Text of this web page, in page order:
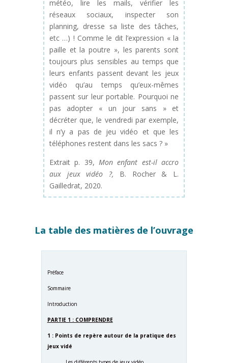
météo, lire les mails, vérifier les
réseaux sociaux, inspecter son
planning, dresse sa liste des tâches,
etc …) ! Comme le dit l’expression « la
paille et la poutre », les parents sont
toujours plus sensibles au temps que
leurs enfants passent devant les jeux
vidéo qu’au temps qu’eux-mêmes
passent sur leur portable. Pourquoi ne
pas adopter « un jour sans » et
décréter que, le vendredi par exemple,
il n’y a pas de jeu vidéo et que les
téléphones restent dans les sacs ? »
Extrait p. 39, Mon enfant est-il accro
aux jeux vidéo ?, B. Rocher & L.
Gailledrat, 2020.
La table des matières de l’ouvrage
Préface
Sommaire
Introduction
PARTIE 1 : COMPRENDRE
1 : Points de repère autour de la pratique des
jeux vidé